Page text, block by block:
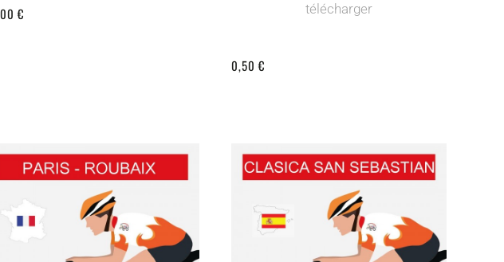
€
télécharger
0,50 €